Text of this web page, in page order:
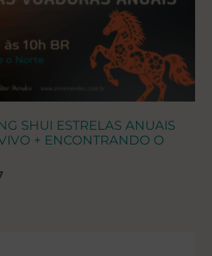
SHUI ESTRELAS ANUAIS
+ ENCONTRANDO O